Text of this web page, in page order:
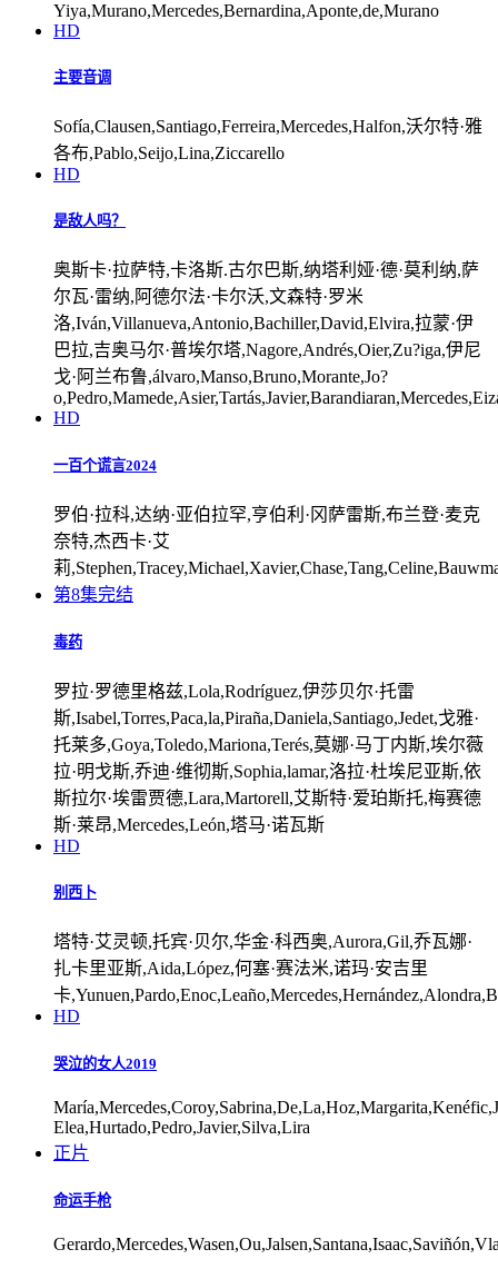
Yiya,Murano,Mercedes,Bernardina,Aponte,de,Murano
HD
主要音调
Sofía,Clausen,Santiago,Ferreira,Mercedes,Halfon,沃尔特·雅
各布,Pablo,Seijo,Lina,Ziccarello
HD
是敌人吗？
奥斯卡·拉萨特,卡洛斯.古尔巴斯,纳塔利娅·德·莫利纳,萨
尔瓦·雷纳,阿德尔法·卡尔沃,文森特·罗米
洛,Iván,Villanueva,Antonio,Bachiller,David,Elvira,拉蒙·伊
巴拉,吉奥马尔·普埃尔塔,Nagore,Andrés,Oier,Zu?iga,伊尼
戈·阿兰布鲁,álvaro,Manso,Bruno,Morante,Jo?
HD
一百个谎言2024
罗伯·拉科,达纳·亚伯拉罕,亨伯利·冈萨雷斯,布兰登·麦克
奈特,杰西卡·艾
莉
第8集完结
毒药
罗拉·罗德里格兹,Lola,Rodríguez,伊莎贝尔·托雷
斯,Isabel,Torres,Paca,la,Piraña,Daniela,Santiago,Jedet,戈雅·
托莱多,Goya,Toledo,Mariona,Terés,莫娜·马丁内斯,埃尔薇
拉·明戈斯,乔迪·维彻斯,Sophia,lamar,洛拉·杜埃尼亚斯,依
斯拉尔·埃雷贾德,Lara,Martorell,艾斯特·爱珀斯托,梅赛德
斯·莱昂,Mercedes,León,塔马·诺瓦斯
HD
别西卜
塔特·艾灵顿,托宾·贝尔,华金·科西奥,Aurora,Gil,乔瓦娜·
扎卡里亚斯,Aida,López,何塞·赛法米,诺玛·安吉里
卡
HD
哭泣的女人2019
Elea,Hurtado,Pedro,Javier,Silva,Lira
正片
命运手枪